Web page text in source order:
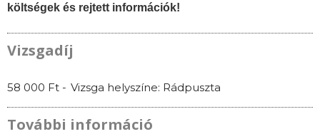
költségek és rejtett információk!
Vizsgadíj
58 000 Ft - Vizsga helyszíne: Rádpuszta
További információ